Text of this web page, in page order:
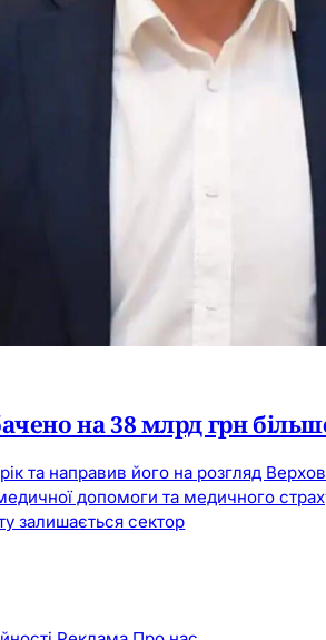
на 38 млрд грн
та направив його на розгляд
допомоги та медичного
залишається сектор